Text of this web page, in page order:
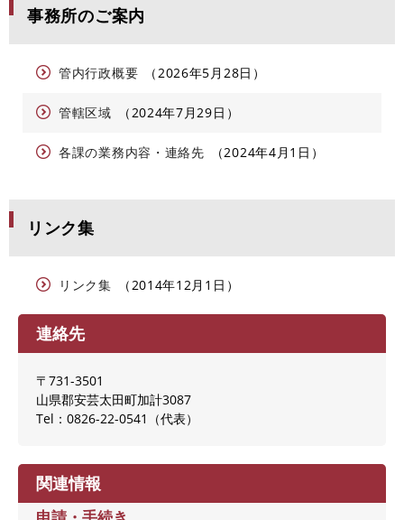
事務所のご案内
管内行政概要 2026年5月28日
管轄区域 2024年7月29日
各課の業務内容・連絡先 2024年4月1日
リンク集
リンク集 2014年12月1日
連絡先
〒731-3501
山県郡安芸太田町加計3087
Tel：0826-22-0541
代表
関連情報